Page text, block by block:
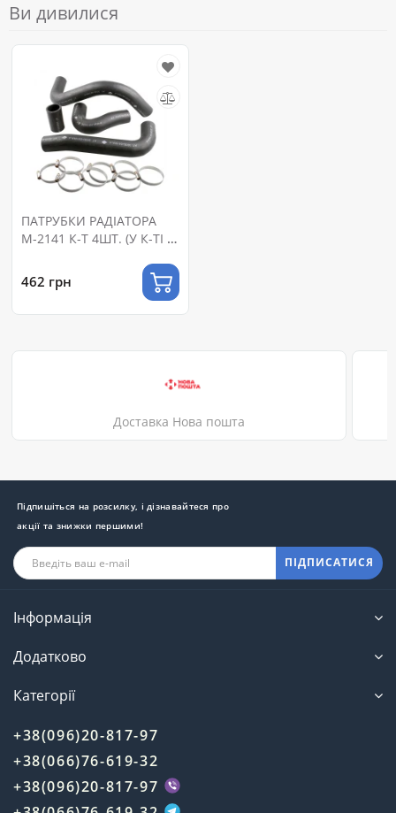
Ви дивилися
ПАТРУБКИ РАДІАТОРА
М-2141 К-Т 4ШТ. (У К-ТІ З
462 грн
Доставка Нова пошта
Підпишіться на розсилку, і дізнавайтеся про
акції та знижки першими!
ПІДПИСАТИСЯ
Інформація
Додатково
Категорії
+38(096)20-817-97
+38(066)76-619-32
+38(096)20-817-97